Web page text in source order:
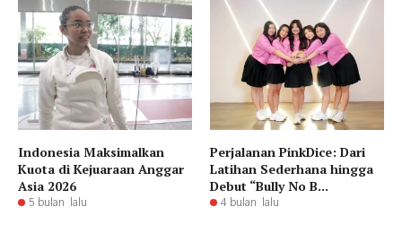
Indonesia Maksimalkan
Kuota di Kejuaraan Anggar
Asia 2026
5 bulan lalu
Perjalanan PinkDice: Dari
Latihan Sederhana hingga
Debut “Bully No B...
4 bulan lalu